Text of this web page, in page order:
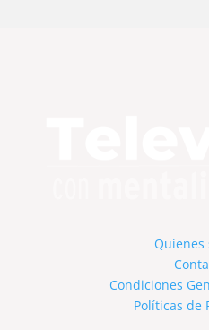
Quienes
Condiciones
Políticas de